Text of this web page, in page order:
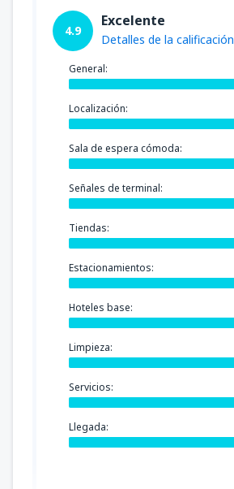
4.9
Excelente
Detalles de la calificación
General:
Localización:
Sala de espera cómoda:
Señales de terminal:
Tiendas:
Estacionamientos:
Hoteles base:
Limpieza:
Servicios:
Llegada: